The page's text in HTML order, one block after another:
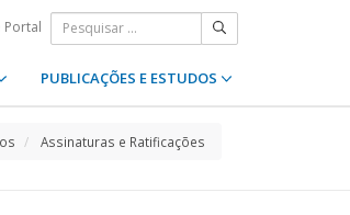
Portal
PUBLICAÇÕES E ESTUDOS
Assinaturas e Ratificações